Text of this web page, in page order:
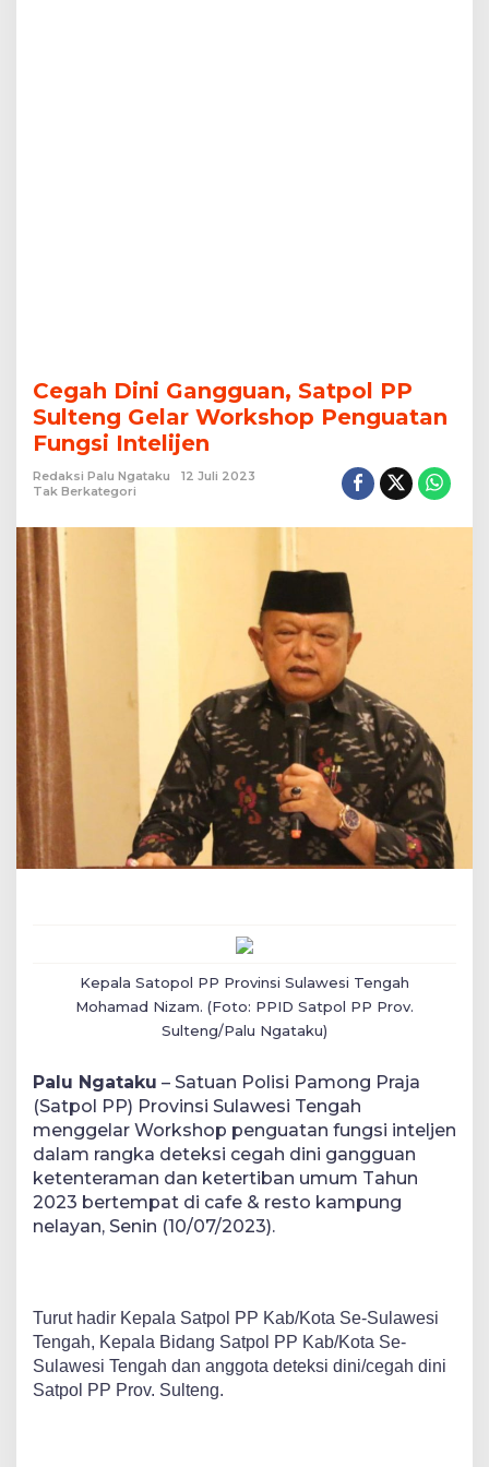
Cegah Dini Gangguan, Satpol PP
Sulteng Gelar Workshop Penguatan
Fungsi Intelijen
Redaksi Palu Ngataku
12 Juli 2023
Tak Berkategori
Kepala Satopol PP Provinsi Sulawesi Tengah
Mohamad Nizam. (Foto: PPID Satpol PP Prov.
Sulteng/Palu Ngataku)
Palu Ngataku – Satuan Polisi Pamong Praja
(Satpol PP) Provinsi Sulawesi Tengah
menggelar Workshop penguatan fungsi inteljen
dalam rangka deteksi cegah dini gangguan
ketenteraman dan ketertiban umum Tahun
2023 bertempat di cafe & resto kampung
nelayan, Senin (10/07/2023).
Turut hadir Kepala Satpol PP Kab/Kota Se-Sulawesi
Tengah, Kepala Bidang Satpol PP Kab/Kota Se-
Sulawesi Tengah dan anggota deteksi dini/cegah dini
Satpol PP Prov. Sulteng.